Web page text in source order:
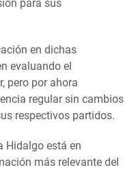
para sus
en dichas
evaluando el
pero por ahora
regular sin cambios
respectivos partidos.
Hidalgo está en
más relevante del